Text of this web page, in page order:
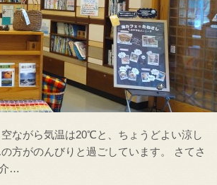
ながら気温は20℃と、ちょうどよい涼し
方がのんびりと過ごしています。 さてさ
…